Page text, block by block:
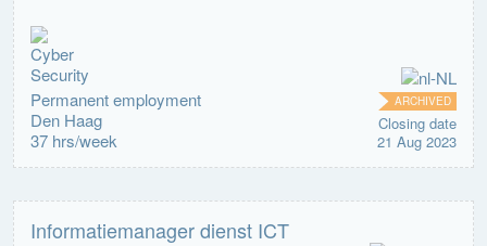
Permanent employment
Den Haag
37 hrs/week
ARCHIVED
Closing date
21 Aug 2023
Informatiemanager dienst ICT